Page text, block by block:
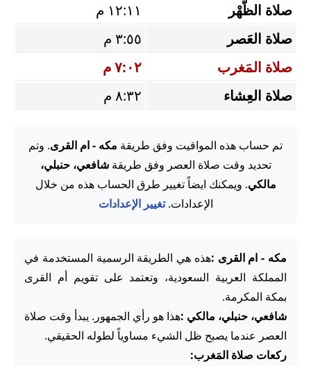
صلاة الظُّهْر
١٢:١١ م
صلاة العَصر
٣:٥٥ م
صلاة المَغرب
٧:٠٢ م
صلاة العِشاء
٨:٣٢ م
تم حساب هذه المواقيت وفق طريقة مكه - ام القرى. وتم
تحديد وقت صلاة العصر وفق طريقةشافعي، حنبلي،
مالكي. ويمكنك ايضاً تغيير طرق الحساب هذه من خلال
الإعدادات.تغيير الإعدادات
مكه - ام القرى :هذه هي الطريقة الرسمية المستخدمة في
المملكة العربية السعودية، وتعتمد على تقويم أم القرى
بمكة المكرمة.
شافعي، حنبلي، مالكي :هذا هو رأي الجمهور. يبدأ وقت صلاة
العصر عندما يصبح ظل الشيء مساوياً لطوله الحقيقي.
ركعات صلاة المَغرب: